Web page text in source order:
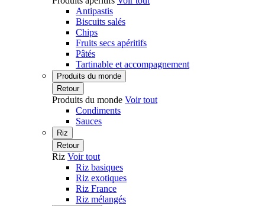
Antipastis
Biscuits salés
Chips
Fruits secs apéritifs
Pâtés
Tartinable et accompagnement
Produits du monde
Retour
Produits du monde Voir tout
Condiments
Sauces
Riz
Retour
Riz Voir tout
Riz basiques
Riz exotiques
Riz France
Riz mélangés